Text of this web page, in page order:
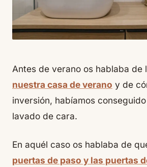
Antes de verano os hablaba de
nuestra casa de verano y de
inversión, habíamos
lavado de cara.
En aquél caso os hablaba de
puertas de paso y las puertas